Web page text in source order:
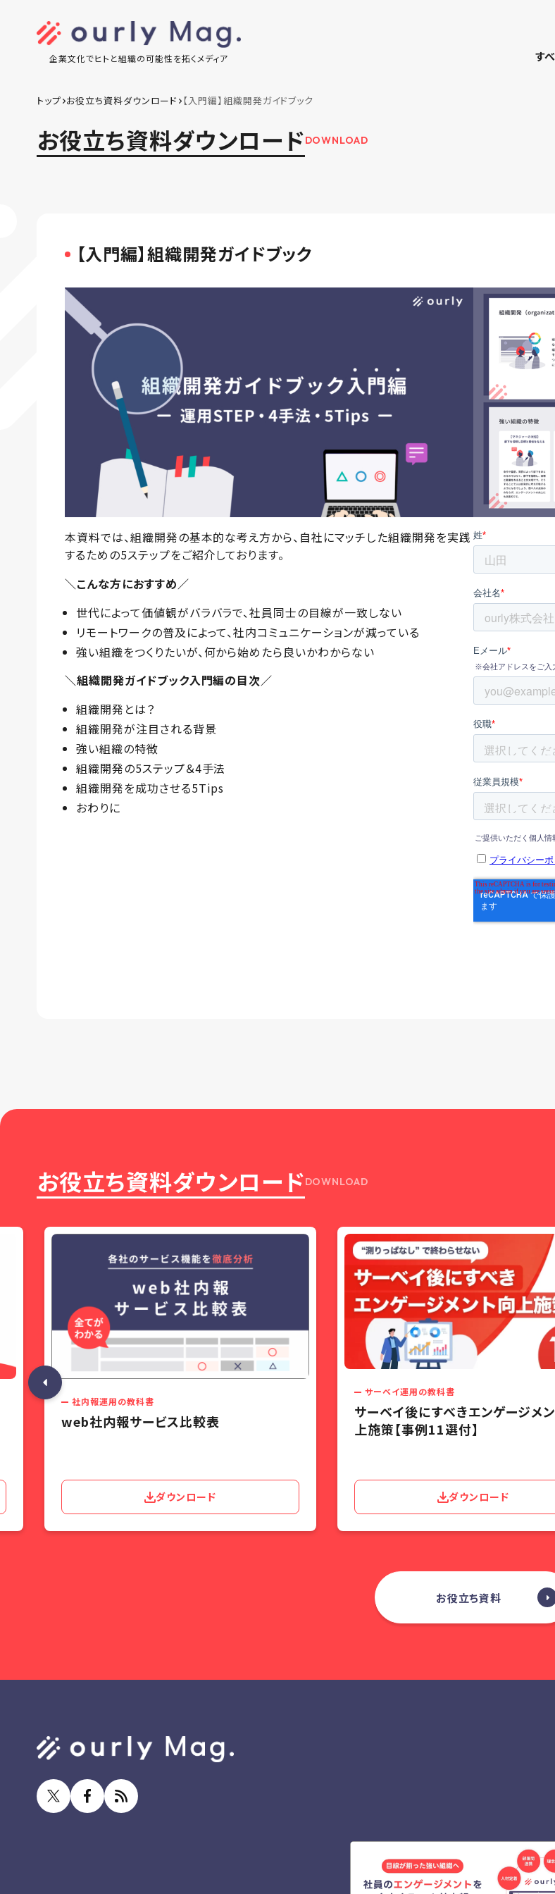
企業文化でヒトと組織の可能性を拓くメディア す
トップ お役立ち資料ダウンロード 【入門編】組織開発ガイドブック
お役立ち資料ダウンロードDOWNLOAD
【入門編】組織開発ガイドブック
本資料では、組織開発の基本的な考え方から、自社にマッチした組織開発を実践
するための5ステップをご紹介しております。
＼こんな方におすすめ／
世代によって価値観がバラバラで、社員同士の目線が一致しない
リモートワークの普及によって、社内コミュニケーションが減っている
強い組織をつくりたいが、何から始めたら良いかわからない
＼組織開発ガイドブック入門編の目次／
組織開発とは？
組織開発が注目される背景
強い組織の特徴
組織開発の5ステップ＆4手法
組織開発を成功させる5Tips
おわりに
お役立ち資料ダウンロードDOWNLOAD
社内報運用の教科書
web社内報サービス比較表
ダウンロード
サーベイ運用の教科書
サーベイ後にすべきエンゲージメ
上施策【事例11選付】
ダウンロード
お役立ち資料